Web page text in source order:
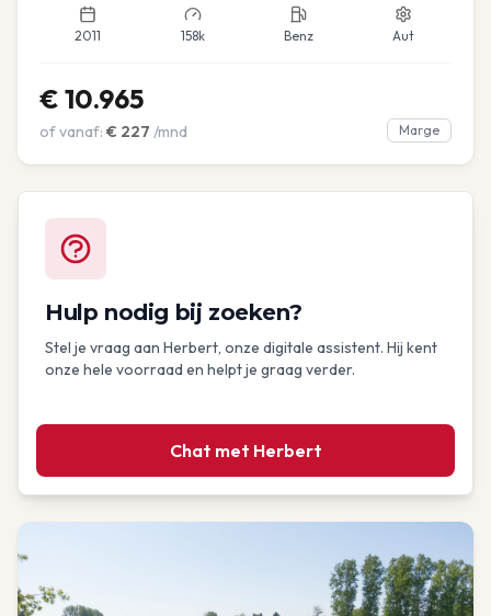
2011 158k Benz Aut
€ 10.965
of vanaf: € 227 /mnd Marge
Hulp nodig bij zoeken?
Stel je vraag aan Herbert, onze digitale assistent. Hij kent
onze hele voorraad en helpt je graag verder.
Chat met Herbert